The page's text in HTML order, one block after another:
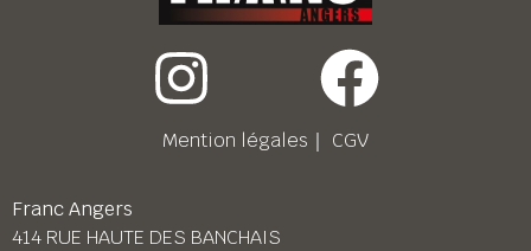
Mention légales ｜ CGV
Franc Angers
414 RUE HAUTE DES BANCHAIS